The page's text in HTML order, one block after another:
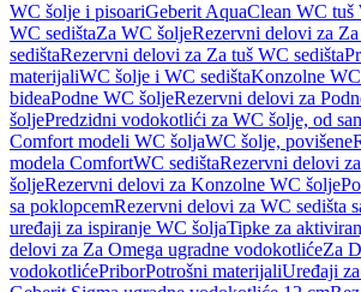
WC šolje i pisoariGeberit AquaClean WC tuš
WC sedištaZa WC šoljeRezervni delovi za
sedištaRezervni delovi za Za tuš WC sedišta
materijaliWC šolje i WC sedištaKonzolne
bideaPodne WC šoljeRezervni delovi za
šoljePredzidni vodokotlići za WC šolje, od
Comfort modeli WC šoljaWC šolje, povišene
modela ComfortWC sedištaRezervni delovi
šoljeRezervni delovi za Konzolne WC šolje
sa poklopcemRezervni delovi za WC sedišta
uređaji za ispiranje WC šoljaTipke za
delovi za Za Omega ugradne vodokotlićeZa
vodokotlićePriborPotrošni materijaliUređaji